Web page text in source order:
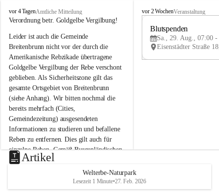
B
r
i
t
e
n
b
r
u
n
n
a
m
N
e
u
s
d
vor 4 TagenAmtliche Mitteilung
Verordnung betr. Goldgelbe Vergilbung!
Leider ist auch die Gemeinde
Breitenbrunn nicht vor der durch die
Amerikanische Rebzikade übertragene
Goldgelbe Vergilbung der Rebe verschont
geblieben. Als Sicherheitszone gilt das
gesamte Ortsgebiet von Breitenbrunn
(siehe Anhang). Wir bitten nochmal die
bereits mehrfach (Cities,
Gemeindezeitung) ausgesendeten
Informationen zu studieren und befallene
Reben zu entfernen. Dies gilt auch für
einzelne Reben. Gemäß Burgenländischen
Weinbaugesetz sind nicht gepflegte oder
unzulässige Weingärten zu roden! Bitte
helfen wir zusammen um unsere Winzer
vor den prognostizierten Ernteausfällen
B
e
u
e
d
vor 2 WochenVeranstaltung
Blutspenden
Sa., 29. Aug., 07:00 -
Artikel
Welterbe-Naturpark
Lesezeit 1 Minute•27. Feb. 2026